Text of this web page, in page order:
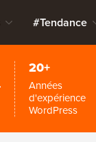
#Tendance
20+
Années
d'expérience
WordPress